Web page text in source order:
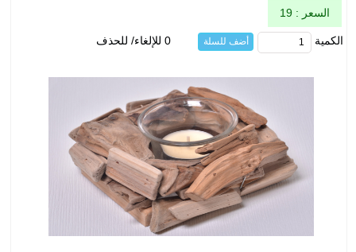
السعر : 19
الكمية أضف للسلة 0 للإلغاء/ للحذف